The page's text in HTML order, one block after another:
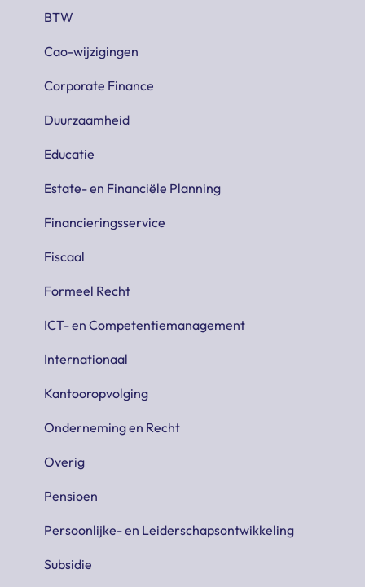
BTW
Cao-wijzigingen
Corporate Finance
Duurzaamheid
Educatie
Estate- en Financiële Planning
Financieringsservice
Fiscaal
Formeel Recht
ICT- en Competentiemanagement
Internationaal
Kantooropvolging
Onderneming en Recht
Overig
Pensioen
Persoonlijke- en Leiderschapsontwikkeling
Subsidie